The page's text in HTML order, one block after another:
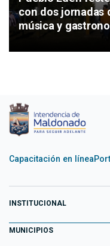
con dos jornadas
música y
Capacitación en línea
INSTITUCIONAL
Equipo de Gobierno
MUNICIPIOS